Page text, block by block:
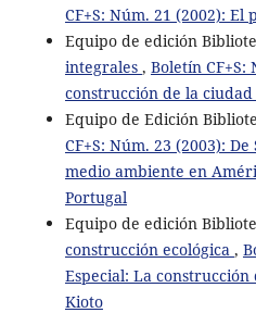
CF+S: Núm. 21 (2002):
Equipo de edición
integrales , Boletín CF+S:
construcción de la
Equipo de Edición
CF+S: Núm. 23 (2003):
medio ambiente en
Portugal
Equipo de edición
construcción ecológica ,
Especial: La
Kioto